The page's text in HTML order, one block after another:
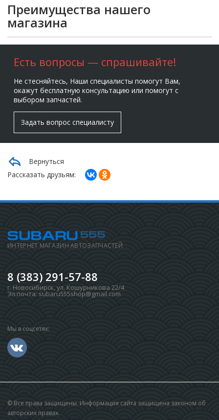
Преимущества нашего
магазина
Есть вопросы — спрашивайте!
Не стесняйтесь, Наши специалисты помогут Вам,
окажут бесплатную консультацию или помогут с
выбором запчастей.
Задать вопрос специалисту
Вернуться
Рассказать друзьям:
ИНТЕРНЕТ МАГАЗИН АВТОЗАПЧАСТЕЙ
8 (383) 291-57-88
г. Новосибирск,ул. Кошурникова 22/4
Эл.почта: subaru555shop@gmail.com
Мы в соцсетях:
© Все права защищены. Информация сайта защищена законом об
авторских правах.